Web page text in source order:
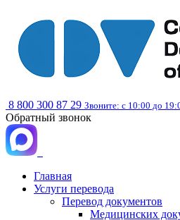
8 800 300 87 29 Звоните: с 10:00 до
Обратный звонок
Главная
Услуги перевода
Перевод документов
Медицинских